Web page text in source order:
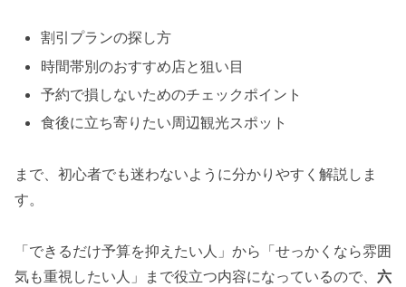
割引プランの探し方
時間帯別のおすすめ店と狙い目
予約で損しないためのチェックポイント
食後に立ち寄りたい周辺観光スポット
まで、初心者でも迷わないように分かりやすく解説しま
す。
「できるだけ予算を抑えたい人」から「せっかくなら雰囲
気も重視したい人」まで役立つ内容になっているので、 六